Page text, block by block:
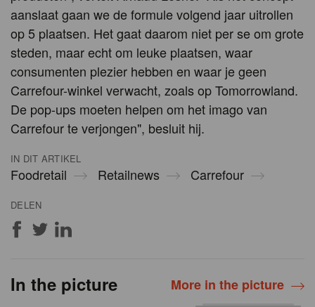
aanslaat gaan we de formule volgend jaar uitrollen
op 5 plaatsen. Het gaat daarom niet per se om grote
steden, maar echt om leuke plaatsen, waar
consumenten plezier hebben en waar je geen
Carrefour-winkel verwacht, zoals op Tomorrowland.
De pop-ups moeten helpen om het imago van
Carrefour te verjongen", besluit hij.
IN DIT ARTIKEL
Foodretail Retailnews Carrefour
DELEN
In the picture More in the picture